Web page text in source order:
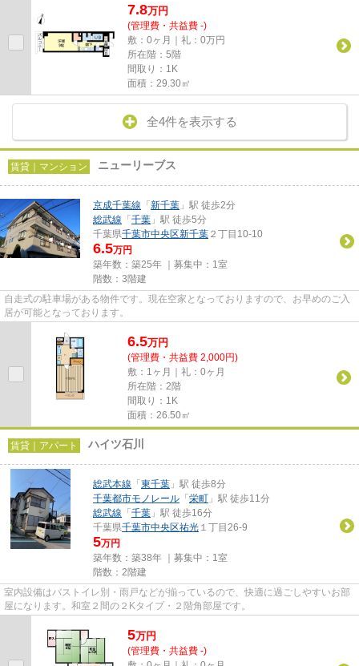
7.8万円
(管理費・共益費 -)
敷：0ヶ月｜礼：0万円
所在階：5階
間取り：1K
面積：29.30㎡
全4件を表示する
賃貸｜マンション ニューリーブス
京成千葉線 「 新千葉 」駅 徒歩2分
総武線 「 千葉 」駅 徒歩5分
千葉県千葉市中央区新千葉 ２丁目10-10
6.5万円
築年数：築25年 ｜募集中： 1室
階数：3階建
自走式の駐車場がある物件です。現在空家となっておりますので、お早めのご入
居が可能となっております。
6.5万円
(管理費・共益費 2,000円)
敷：1ヶ月｜礼：0ヶ月
所在階：2階
間取り：1K
面積：26.50㎡
賃貸｜アパート ハイツ石川
総武本線 「 東千葉 」駅 徒歩8分
千葉都市モノレール 「 栄町 」駅 徒歩11分
総武線 「 千葉 」駅 徒歩16分
千葉県千葉市中央区祐光 １丁目26-9
5万円
築年数：築38年 ｜募集中： 1室
階数：2階建
室内設備はバストイレ別・雨戸などが揃っているので、快適に過ごしやすいお部
屋になります。和室２間の２Kタイプ・２階角部屋です。
5万円
(管理費・共益費 -)